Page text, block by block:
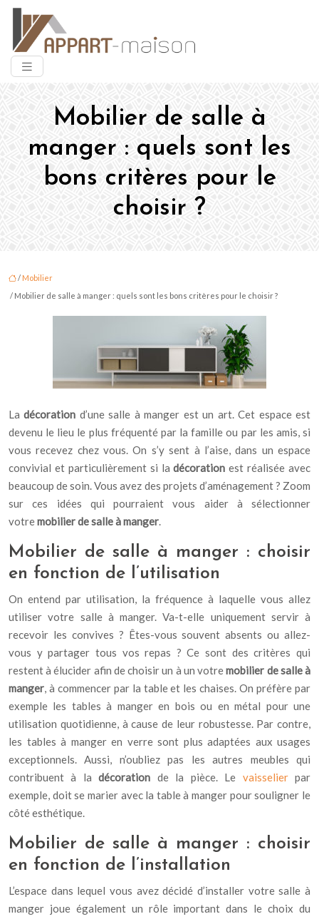
Mobilier de salle à
manger : quels sont les
bons critères pour le
choisir ?
/ Mobilier
/ Mobilier de salle à manger : quels sont les bons critères pour le choisir ?
Ladécoration d’une salle à manger est un art. Cet espace est
devenu le lieu le plus fréquenté par la famille ou par les amis, si
vous recevez chez vous. On s’y sent à l’aise, dans un espace
convivial et particulièrement si ladécorationest réalisée avec
beaucoup de soin. Vous avez des projets d’aménagement ? Zoom
sur ces idées qui pourraient vous aider à sélectionner
votremobilier de salle à manger.
Mobilier de salle à manger : choisir
en fonction de l’utilisation
On entend par utilisation, la fréquence à laquelle vous allez
utiliser votre salle à manger. Va-t-elle uniquement servir à
recevoir les convives ? Êtes-vous souvent absents ou allez-
vous y partager tous vos repas ? Ce sont des critères qui
restent à élucider afin de choisir un à un votremobilier de salle à
manger, à commencer par la table et les chaises. On préfère par
exemple les tables à manger en bois ou en métal pour une
utilisation quotidienne, à cause de leur robustesse. Par contre,
les tables à manger en verre sont plus adaptées aux usages
exceptionnels. Aussi, n’oubliez pas les autres meubles qui
contribuent à ladécoration de la pièce. Le vaisselierpar
exemple, doit se marier avec la table à manger pour souligner le
côté esthétique.
Mobilier de salle à manger : choisir
en fonction de l’installation
L’espace dans lequel vous avez décidé d’installer votre salle à
manger joue également un rôle important dans le choix du